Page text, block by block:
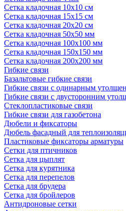
Сетка кладочная 10x10 см
Сетка кладочная 15x15 см
Сетка кладочная 20x20 см
Сетка кладочная 50x50 мм
Сетка кладочная 100x100 мм
Сетка кладочная 150x150 мм
Сетка кладочная 200x200 мм
Гибкие связи
Базальтовые гибкие связи
Гибкие связи с одинарным
Гибкие связи с двусторонним
Стеклопластиковые связи
Гибкие связи для газобетона
Дюбели и фиксаторы
Дюбель фасадный для
Пластиковые фиксаторы арматуры
Сетки для птичников
Сетка для цыплят
Сетка для курятника
Сетка для перепелов
Сетка для брудера
Сетка для бройлеров
Антидроновые сетки